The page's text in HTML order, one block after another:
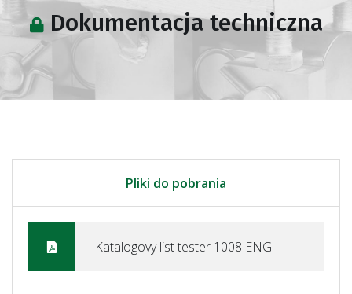
Dokumentacja techniczna
Pliki do pobrania
Katalogovy list tester 1008 ENG